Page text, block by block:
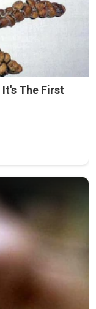
It's The First